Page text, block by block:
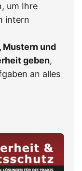
um Ihre
intern
Mustern und
geben,
an alles